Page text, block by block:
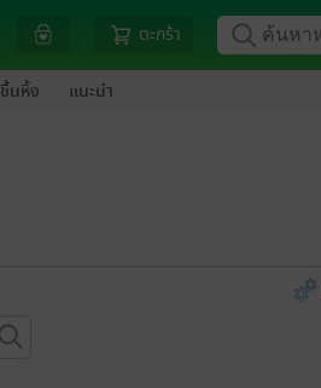
ตะกร้า
นหิ้ง แนะนำ